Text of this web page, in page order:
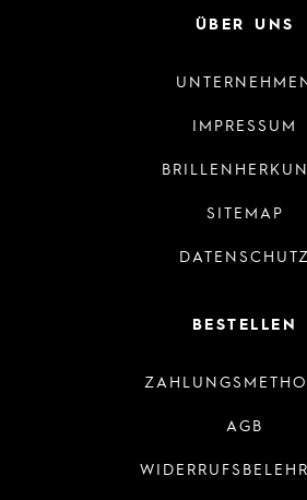
ÜBER UNS
IMPRESSUM
SITEMAP
DATENSCHUTZ
BESTELLEN
AGB